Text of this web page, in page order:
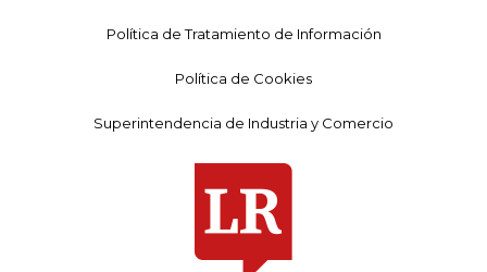
Política de Tratamiento de Información
Política de Cookies
Superintendencia de Industria y Comercio